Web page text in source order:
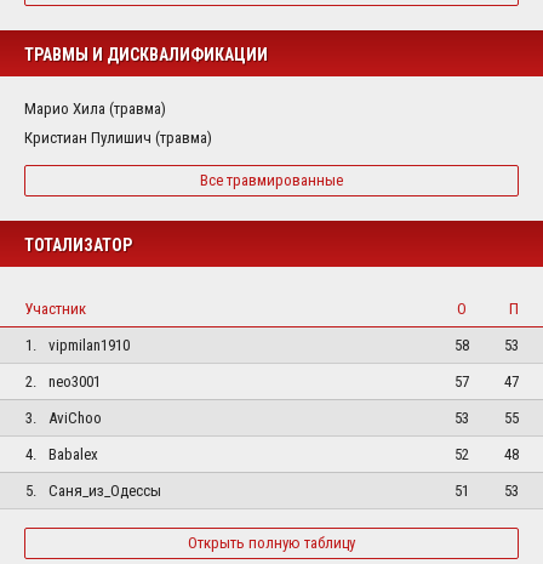
ТРАВМЫ И ДИСКВАЛИФИКАЦИИ
Марио Хила (травма)
Кристиан Пулишич (травма)
Все травмированные
ТОТАЛИЗАТОР
Участник О
П
1.
vipmilan1910 58
53
2.
neo3001 57
47
3.
AviChoo 53
55
4.
Babalex 52
48
5.
Саня_из_Одессы 51 53
Открыть полную таблицу